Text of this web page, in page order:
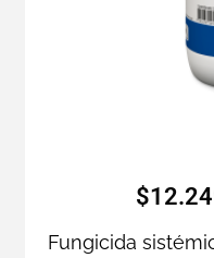
$
Fungicida